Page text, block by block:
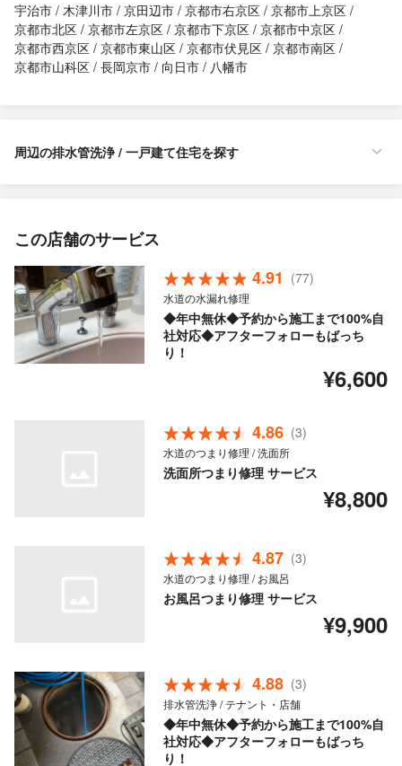
宇治市 木津川市 京田辺市 京都市右京区 京都市上京区
京都市北区 京都市左京区 京都市下京区 京都市中京区
京都市西京区 京都市東山区 京都市伏見区 京都市南区
京都市山科区 長岡京市 向日市 八幡市
周辺の排水管洗浄 / 一戸建て住宅を探す
この店舗のサービス
4.91 (77)
水道の水漏れ修理
◆年中無休◆予約から施工まで100%自
社対応◆アフターフォローもばっち
り！
¥6,600
4.86 (3)
水道のつまり修理 / 洗面所
洗面所つまり修理 サービス
¥8,800
4.87 (3)
水道のつまり修理 / お風呂
お風呂つまり修理 サービス
¥9,900
4.88 (3)
排水管洗浄 / テナント・店舗
◆年中無休◆予約から施工まで100%自
社対応◆アフターフォローもばっち
り！